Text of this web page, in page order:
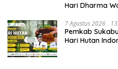
Hari Dharma
7 Agustus 2026
Pemkab
Hari Hutan